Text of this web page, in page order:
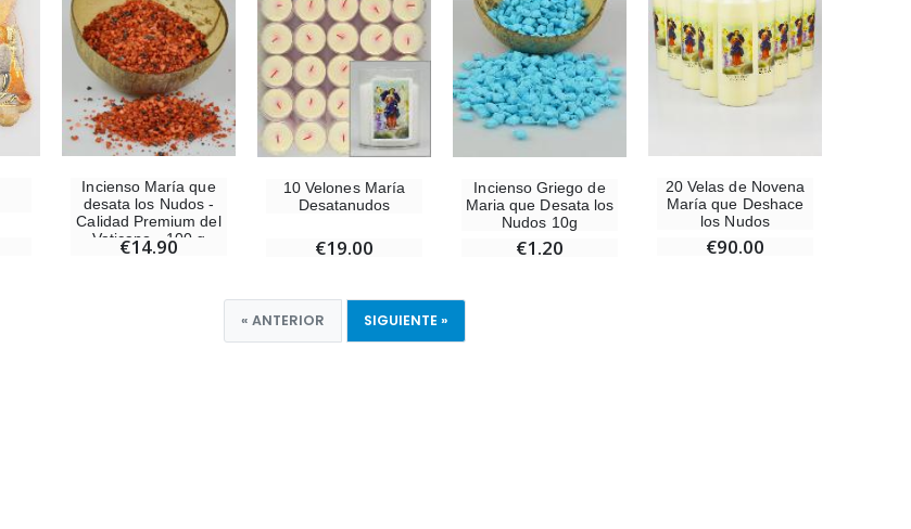
Incienso María que
desata los Nudos -
Calidad Premium del
Vaticano - 100 g
€14.90
10 Velones María
Desatanudos
€19.00
Incienso Griego de
Maria que Desata los
Nudos 10g
€1.20
20 Velas de Novena
María que Deshace
los Nudos
€90.00
« ANTERIOR SIGUIENTE »